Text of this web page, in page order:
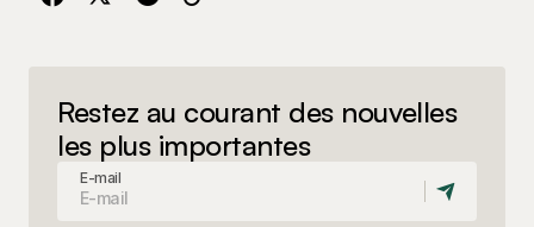
Restez au courant des nouvelles
les plus importantes
E-mail